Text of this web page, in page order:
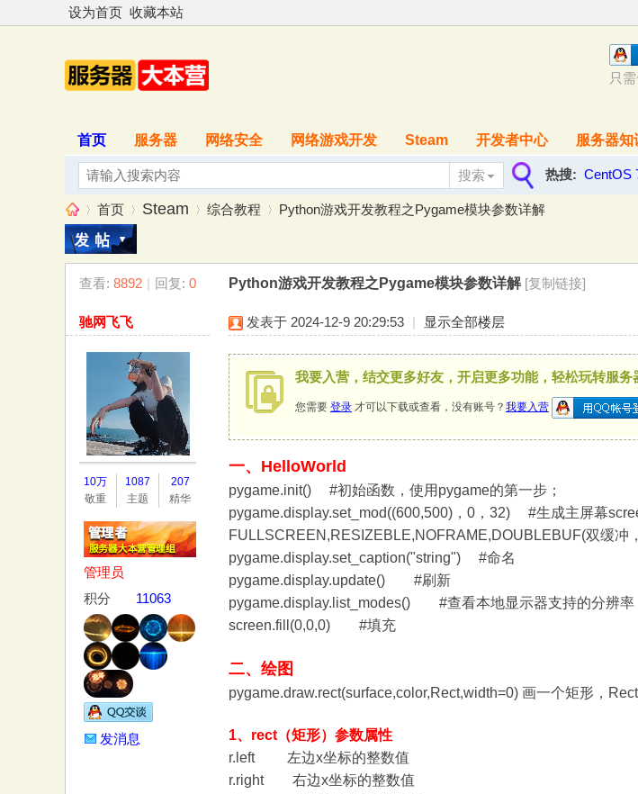
设为首页 收藏本站
只
首页 服务器 网络安全 网络游戏开发 Steam 开发者中心 服务器知
搜索
搜
索
热搜: CentOS
»
首页
›
Steam
›
综合教程
›
Python游戏开发教程之Pygame模块参数详解
查看: 8892 | 回复: 0 Python游戏开发教程之Pygame模块参数详解 [复制链接]
驰网飞飞
10万
敬重
1087
主题
207
精华
管理员
积分
11063
发消息
发表于 2024-12-9 20:29:53 | 显示全部楼层
我要入营，结交更多好友，开启更多功能，轻松玩转服务
您需要 登录 才可以下载或查看，没有账号？ 我要入营
一、HelloWorld
pygame.init() #初始函数，使用pygame的第一步；
pygame.display.set_mod((600,500)，0，32) #生成主屏幕
FULLSCREEN,RESIZEBLE,NOFRAME,DOUBLEBUF(双缓冲
pygame.display.set_caption("string") #命名
pygame.display.update() #刷新
pygame.display.list_modes() #查看本地显示器支持的分辨率
screen.fill(0,0,0) #填充
二、绘图
pygame.draw.rect(surface,color,Rect,width=0) 画一个矩形，
1、rect（矩形）参数属性
r.left 左边x坐标的整数值
r.right 右边x坐标的整数值